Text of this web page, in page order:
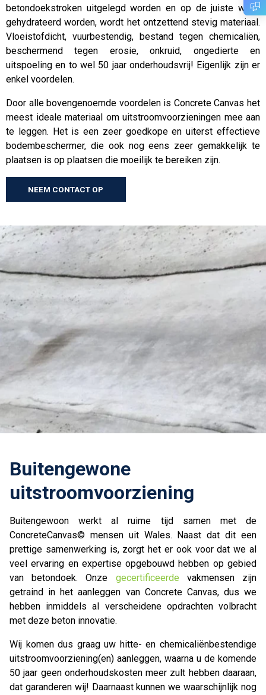
betondoekstroken uitgelegd worden en op de juiste wijze
gehydrateerd worden, wordt het ontzettend stevig materiaal.
Vloeistofdicht, vuurbestendig, bestand tegen chemicaliën,
beschermend tegen erosie, onkruid, ongedierte en
uitspoeling en to wel 50 jaar onderhoudsvrij! Eigenlijk zijn er
enkel voordelen.
Door alle bovengenoemde voordelen is Concrete Canvas het
meest ideale materiaal om uitstroomvoorzieningen mee aan
te leggen. Het is een zeer goedkope en uiterst effectieve
bodembeschermer, die ook nog eens zeer gemakkelijk te
plaatsen is op plaatsen die moeilijk te bereiken zijn.
NEEM CONTACT OP
Buitengewone
uitstroomvoorziening
Buitengewoon werkt al ruime tijd samen met de
ConcreteCanvas© mensen uit Wales. Naast dat dit een
prettige samenwerking is, zorgt het er ook voor dat we al
veel ervaring en expertise opgebouwd hebben op gebied
van betondoek. Onze gecertificeerde vakmensen zijn
getraind in het aanleggen van Concrete Canvas, dus we
hebben inmiddels al verscheidene opdrachten volbracht
met deze beton innovatie.
Wij komen dus graag uw hitte- en chemicaliënbestendige
uitstroomvoorziening(en) aanleggen, waarna u de komende
50 jaar geen onderhoudskosten meer zult hebben daaraan,
dat garanderen wij! Daarnaast kunnen we waarschijnlijk nog